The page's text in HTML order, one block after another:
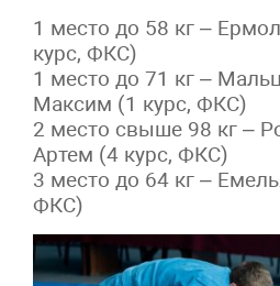
1 место до 58 кг –
курс, ФКС)
1 место до 71 кг –
Максим (1 курс, ФКС)
2 место свыше 98 кг –
Артем (4 курс, ФКС)
3 место до 64 кг –
ФКС)